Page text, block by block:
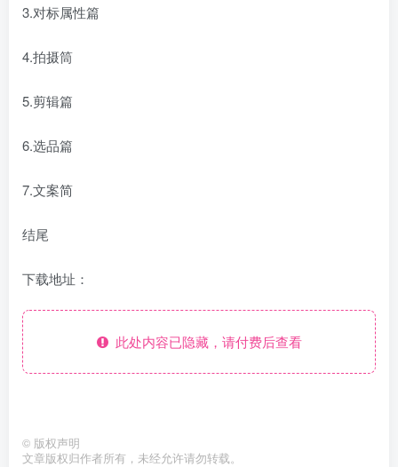
3.对标属性篇
4.拍摄筒
5.剪辑篇
6.选品篇
7.文案简
结尾
下载地址：
此处内容已隐藏，请付费后查看
© 版权声明
文章版权归作者所有，未经允许请勿转载。